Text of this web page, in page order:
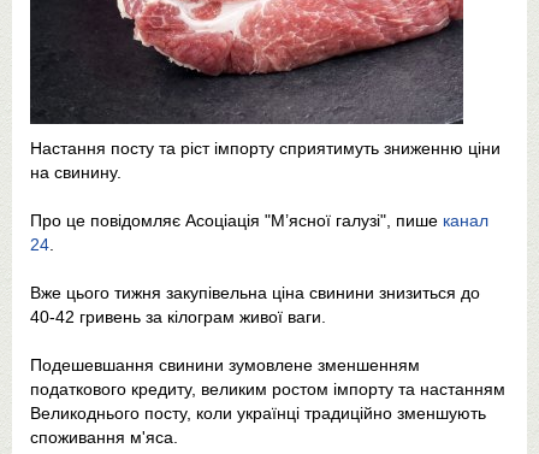
Настання посту та ріст імпорту сприятимуть зниженню ціни
на свинину.
Про це повідомляє Асоціація "М’ясної галузі", пише канал
24
Вже цього тижня закупівельна ціна свинини знизиться до
40-42 гривень за кілограм живої ваги.
Подешевшання свинини зумовлене зменшенням
податкового кредиту, великим ростом імпорту та настанням
Великоднього посту, коли українці традиційно зменшують
споживання м'яса.